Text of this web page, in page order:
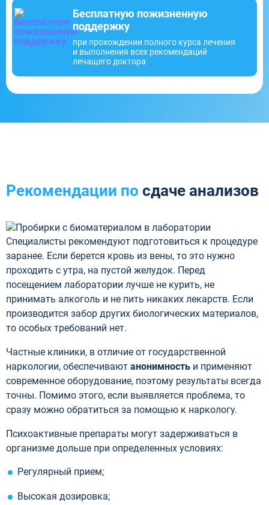
Бесплатную пожизненную
поддержку
при прохождении полного курса лечения
и выполнения всех рекомендаций
лечащего доктора
Рекомендации по сдаче анализов
Специалисты рекомендуют подготовиться к процедуре
заранее. Если берется кровь из вены, то это нужно
проходить с утра, на пустой желудок. Перед
посещением лаборатории лучше не курить, не
принимать алкоголь и не пить никаких лекарств. Если
производится забор других биологических материалов,
то особых требований нет.
Частные клиники, в отличие от государственной
наркологии, обеспечивают анонимность и применяют
современное оборудование, поэтому результаты всегда
точны. Помимо этого, если выявляется проблема, то
сразу можно обратиться за помощью к наркологу.
Психоактивные препараты могут задерживаться в
организме дольше при определенных условиях:
Регулярный прием;
Высокая дозировка;